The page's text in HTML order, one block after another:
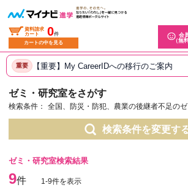
資料請求
カート
0件
カートの中を見る
会
（無料
重要 【重要】My CareerIDへの移行のご案内
ゼミ・研究室をさがす
検索条件： 全国、防災・防犯、農業の後継者不足の
検索条件を変更す
ゼミ・研究室検索結果
9件 1-9件を表示